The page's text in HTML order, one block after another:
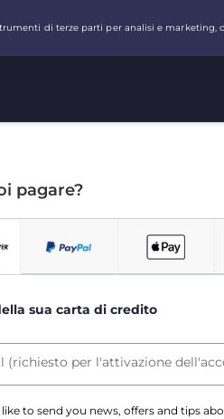
pagare?
sua carta di credito
(richiesto per l'attivazione
like to send you news, offers and tips